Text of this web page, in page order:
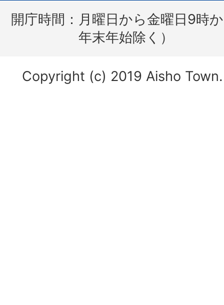
開庁時間： 月曜日から金曜日9時
年末年始除く）
Copyright (c) 2019 Aisho